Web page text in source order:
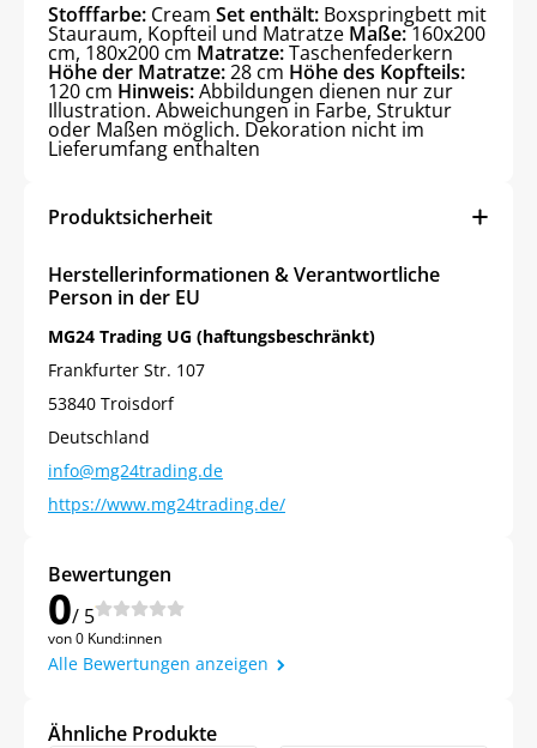
Stofffarbe: Cream Set enthält: Boxspringbett mit
Stauraum, Kopfteil und Matratze Maße:160x200
cm, 180x200 cm Matratze:Taschenfederkern
Höhe der Matratze:28 cm Höhe des Kopfteils:
120 cm Hinweis:Abbildungen dienen nur zur
Illustration. Abweichungen in Farbe, Struktur
oder Maßen möglich. Dekoration nicht im
Lieferumfang enthalten
Produktsicherheit
Herstellerinformationen & Verantwortliche
Person in der EU
MG24 Trading UG (haftungsbeschränkt)
Frankfurter Str. 107
53840 Troisdorf
Deutschland
info@mg24trading.de
https://www.mg24trading.de/
Bewertungen
0/ 5
von 0 Kund:innen
Alle Bewertungen anzeigen
Ähnliche Produkte